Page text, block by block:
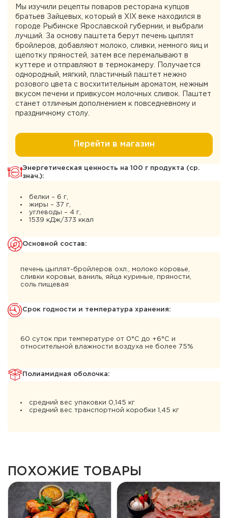
Мы изучили рецепты поваров ресторана купцов
братьев Зайцевых, который в XIX веке находился в
городе Рыбинске Ярославской губернии, и выбрали
лучший. За основу паштета берут печень цыплят
бройлеров, добавляют молоко, сливки, немного яиц и
щепотку пряностей, затем все перемалывают в
куттере и отправляют в термокамеру. Получается
однородный, мягкий, пластичный паштет нежно
розового цвета с восхитительным ароматом, нежным
вкусом печени и привкусом молочных сливок. Паштет
станет отличным дополнением к повседневному и
праздничному столу.
Перейти в магазин
Энергетическая ценность на 100 г продукта (ср.
знач.):
белки – 6 г,
жиры – 37 г,
углеводы – 4 г,
1539 кДж/373 ккал
Основной состав:
печень цыплят-бройлеров охл., молоко коровье,
сливки коровьи, ваниль, яйца куриные, пряности,
соль пищевая
Cрок годности и температура хранения:
60 суток при температуре от 0°С до +6°С и
относительной влажности воздуха не более 75%
Полиамидная оболочка:
средний вес упаковки 0,145 кг
средний вес транспортной коробки 1,45 кг
ПОХОЖИЕ ТОВАРЫ